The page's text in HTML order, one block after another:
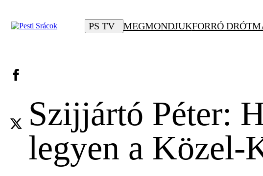
PS TV MEGMONDJUKFORRÓ DRÓT
Szijjártó Péter:
legyen a Közel-